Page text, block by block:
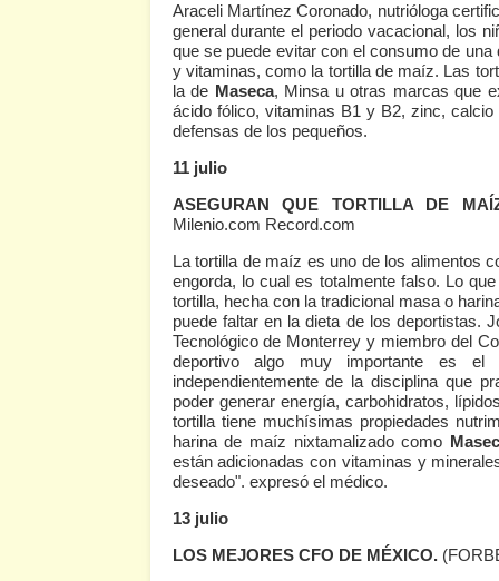
Araceli Martínez Coronado, nutrióloga
general durante el periodo vacacional, los
que se puede evitar con el consumo de
y vitaminas, como la tortilla de maíz. Las
la de Maseca, Minsa u otras marcas que
ácido fólico, vitaminas B1 y B2, zinc,
defensas de los pequeños.
11 julio
ASEGURAN QUE TORTILLA DE
Milenio.com Record.com
La tortilla de maíz es uno de los alimentos
engorda, lo cual es totalmente falso. Lo
tortilla, hecha con la tradicional masa o
puede faltar en la dieta de los deportistas.
Tecnológico de Monterrey y miembro del
deportivo algo muy importante es
independientemente de la disciplina que
poder generar energía, carbohidratos,
tortilla tiene muchísimas propiedades
harina de maíz nixtamalizado como
están adicionadas con vitaminas y
deseado". expresó el médico.
13 julio
LOS MEJORES CFO DE MÉXICO.